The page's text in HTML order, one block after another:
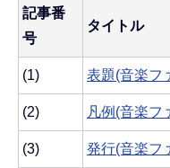
記事番
号
タイトル
(1) 表題(音楽フ
(2) 凡例(音楽フ
(3) 発行(音楽フ